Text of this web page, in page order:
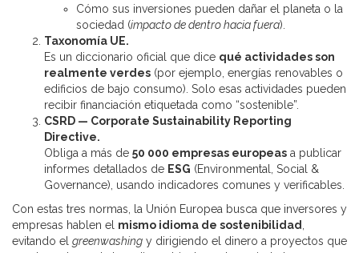
Cómo sus inversiones pueden dañar el planeta o la
sociedad (impacto de dentro hacia fuera).
Taxonomía UE.
Es un diccionario oficial que dice qué actividades son
realmente verdes (por ejemplo, energías renovables o
edificios de bajo consumo). Solo esas actividades pueden
recibir financiación etiquetada como “sostenible”.
CSRD — Corporate Sustainability Reporting
Directive.
Obliga a más de 50 000 empresas europeas a publicar
informes detallados de ESG (Environmental, Social &
Governance), usando indicadores comunes y verificables.
Con estas tres normas, la Unión Europea busca que inversores y
empresas hablen el mismo idioma de sostenibilidad
evitando el greenwashing y dirigiendo el dinero a proyectos que